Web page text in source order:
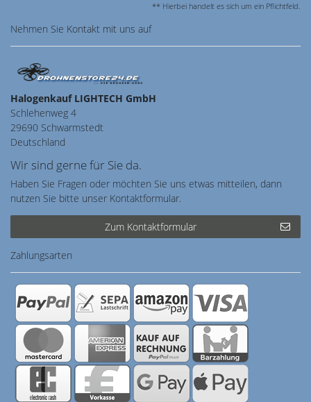
** Hierbei handelt es sich um ein Pflichtfeld.
Nehmen Sie Kontakt mit uns auf
Halogenkauf LIGHTECH GmbH
Schlehenweg 4
29690 Schwarmstedt
Deutschland
Wir sind gerne für Sie da.
Haben Sie Fragen oder möchten Sie uns etwas mitteilen, dann
nutzen Sie bitte unser Kontaktformular.
Zum Kontaktformular
Zahlungsarten